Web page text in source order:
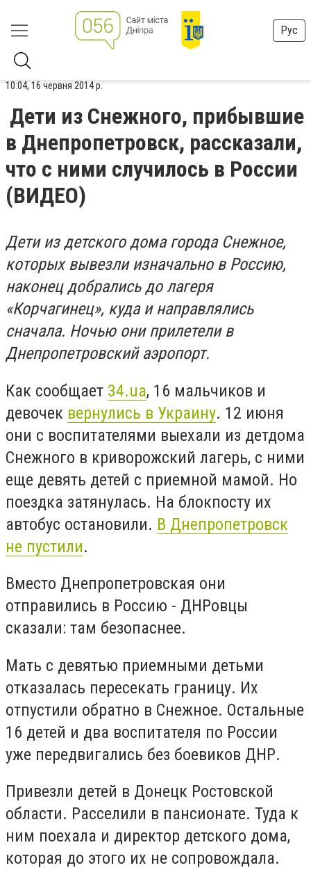
Рус
10:04, 16 червня 2014 р.
Дети из Снежного, прибывшие
в Днепропетровск, рассказали,
что с ними случилось в России
(ВИДЕО)
Дети из детского дома города Снежное,
которых вывезли изначально в Россию,
наконец добрались до лагеря
«Корчагинец», куда и направлялись
сначала. Ночью они прилетели в
Днепропетровский аэропорт.
Как сообщает 34.ua, 16 мальчиков и
девочек вернулись в Украину. 12 июня
они с воспитателями выехали из детдома
Снежного в криворожский лагерь, с ними
еще девять детей с приемной мамой. Но
поездка затянулась. На блокпосту их
автобус остановили. В Днепропетровск
не пустили.
Вместо Днепропетровская они
отправились в Россию - ДНРовцы
сказали: там безопаснее.
Мать с девятью приемными детьми
отказалась пересекать границу. Их
отпустили обратно в Снежное. Остальные
16 детей и два воспитателя по России
уже передвигались без боевиков ДНР.
Привезли детей в Донецк Ростовской
области. Расселили в пансионате. Туда к
ним поехала и директор детского дома,
которая до этого их не сопровождала.